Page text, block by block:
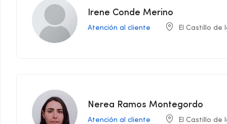
Irene Conde Merino
Atención al cliente El Castillo de
Nerea Ramos Montegordo
Atención al cliente El Castillo de